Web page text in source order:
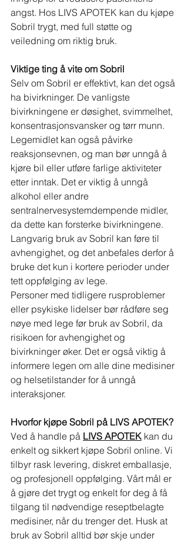
angst. Hos LIVS APOTEK kan du kjøpe
Sobril trygt, med full støtte og
veiledning om riktig bruk.
Viktige ting å vite om Sobril
Selv om Sobril er effektivt, kan det også
ha bivirkninger. De vanligste
bivirkningene er døsighet, svimmelhet,
konsentrasjonsvansker og tørr munn.
Legemidlet kan også påvirke
reaksjonsevnen, og man bør unngå å
kjøre bil eller utføre farlige aktiviteter
etter inntak. Det er viktig å unngå
alkohol eller andre
sentralnervesystemdempende midler,
da dette kan forsterke bivirkningene.
Langvarig bruk av Sobril kan føre til
avhengighet, og det anbefales derfor å
bruke det kun i kortere perioder under
tett oppfølging av lege.
Personer med tidligere rusproblemer
eller psykiske lidelser bør rådføre seg
nøye med lege før bruk av Sobril, da
risikoen for avhengighet og
bivirkninger øker. Det er også viktig å
informere legen om alle dine medisiner
og helsetilstander for å unngå
interaksjoner.
Hvorfor kjøpe Sobril på LIVS APOTEK?
Ved å handle på LIVS APOTEK kan du
enkelt og sikkert kjøpe Sobril online. Vi
tilbyr rask levering, diskret emballasje,
og profesjonell oppfølging. Vårt mål er
å gjøre det trygt og enkelt for deg å få
tilgang til nødvendige reseptbelagte
medisiner, når du trenger det. Husk at
bruk av Sobril alltid bør skje under